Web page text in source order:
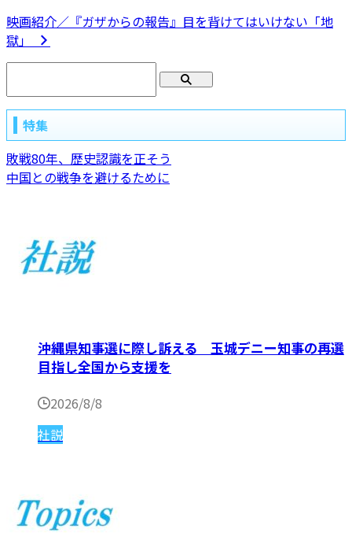
映画紹介／『ガザからの報告』目を背けてはいけない「地
獄」
特集
敗戦80年、歴史認識を正そう
中国との戦争を避けるために
沖縄県知事選に際し訴える 玉城デニー知事の再選
目指し全国から支援を
2026/8/8
社説